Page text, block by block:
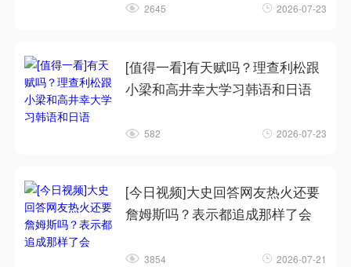
2645 2026-07-23
[值得一看]有天赋吗？理查利松跟
小梁和高井幸大学习韩语和日语
582 2026-07-23
[今日视频]大史回答网友热火还要
詹姆斯吗？表示都追成那样了会
3854 2026-07-21